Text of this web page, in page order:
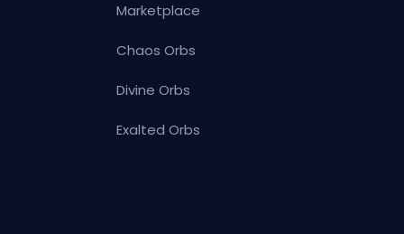
Marketplace
Chaos Orbs
Divine Orbs
Exalted Orbs